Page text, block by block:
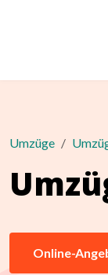
Umzüge
Online-